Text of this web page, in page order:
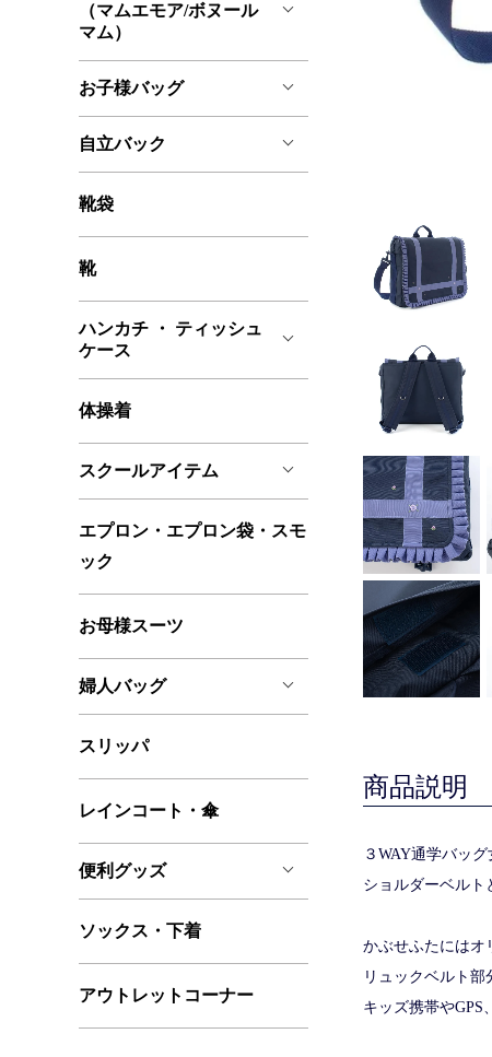
商品説明
３WAY通学バッグ
ショルダーベルト
かぶせふたにはオ
リュックベルト部
キッズ携帯やGPS
（マムエモア/ボヌール
マム）
お子様バッグ
自立バック
靴袋
靴
ハンカチ ・ ティッシュ
ケース
体操着
スクールアイテム
エプロン・エプロン袋・スモ
ック
お母様スーツ
婦人バッグ
スリッパ
レインコート・傘
便利グッズ
ソックス・下着
アウトレットコーナー